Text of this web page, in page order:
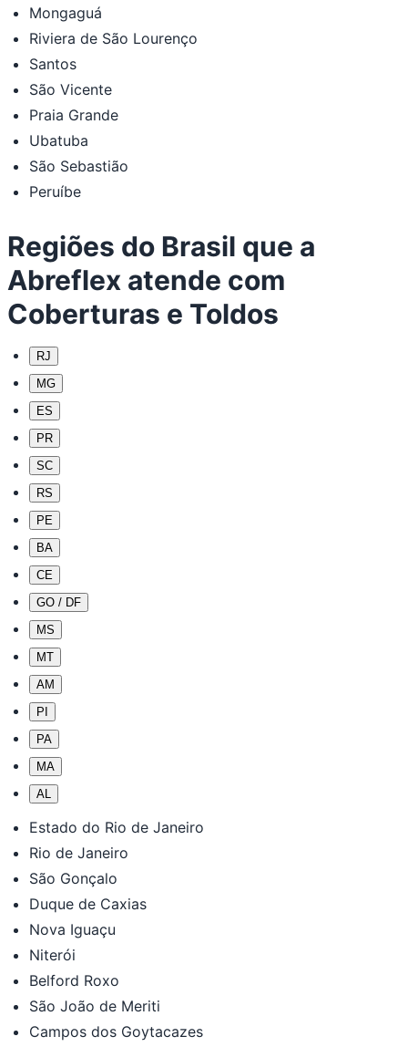
Mongaguá
Riviera de São Lourenço
Santos
São Vicente
Praia Grande
Ubatuba
São Sebastião
Peruíbe
Regiões do Brasil que a
Abreflex atende com
Coberturas e Toldos
RJ
MG
ES
PR
SC
RS
PE
BA
CE
GO / DF
MS
MT
AM
PI
PA
MA
AL
Estado do Rio de Janeiro
Rio de Janeiro
São Gonçalo
Duque de Caxias
Nova Iguaçu
Niterói
Belford Roxo
São João de Meriti
Campos dos Goytacazes